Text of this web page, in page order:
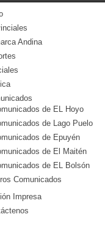
Andina
de EL Hoyo
de Lago Puelo
de Epuyén
de El Maitén
de EL Bolsón
Comunicados
Impresa